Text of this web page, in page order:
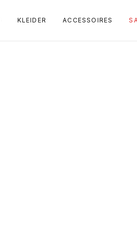
KLEIDER ACCESSOIRES